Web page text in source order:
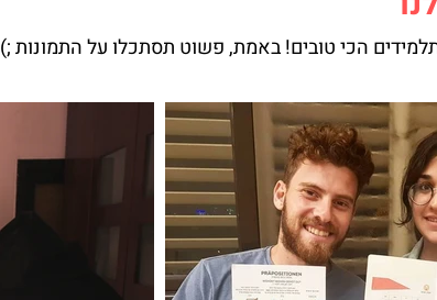
הכי טובים! באמת, פשוט תסתכלו על התמונות ;)